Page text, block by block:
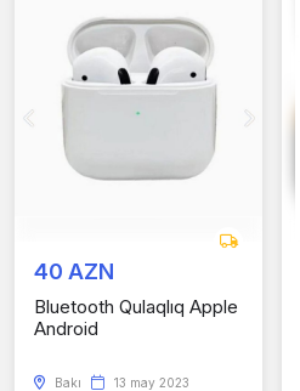
40 AZN
Bluetooth Qulaqlıq Apple
Android
Bakı 13 may 2023